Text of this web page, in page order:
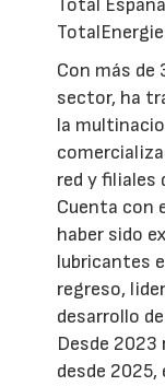
Total
Con más de
sector, ha
la
red y filiales
Cuenta con
haber sido
lubricantes
regreso,
desarrollo
Desde
desde 2025,